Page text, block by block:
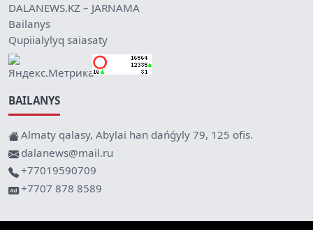
DALANEWS.KZ – JARNAMA
Bailanys
Qupiialylyq saiasaty
BAILANYS
Almaty qalasy, Abylai han dańǵyly 79, 125 ofis.
dalanews@mail.ru
+77019590709
+7707 878 8589